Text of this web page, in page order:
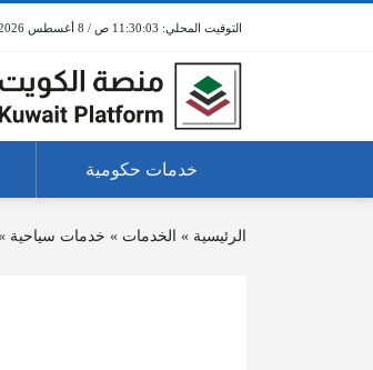
11:30:03 ص / 8 أغسطس 2026
خدمات حكومية
الرئيسية » الخدمات » خدمات سياحية